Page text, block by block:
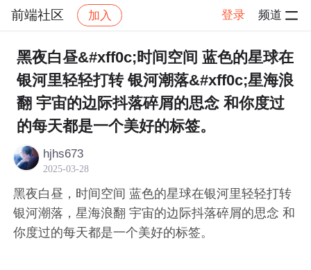
前端社区 加入 登录 频道
社区 前端社区 感慨 帖子详情
黑夜白昼&#xff0c;时间空间 蓝色的星球在
银河里轻轻打转 银河潮落&#xff0c;星海浪
翻 宇宙的边际抖落碎屑的思念 和你度过
的每天都是一个美好的标签。
hjhs673
2025-03-28
黑夜白昼，时间空间 蓝色的星球在银河里轻轻打转
银河潮落，星海浪翻 宇宙的边际抖落碎屑的思念 和
你度过的每天都是一个美好的标签。